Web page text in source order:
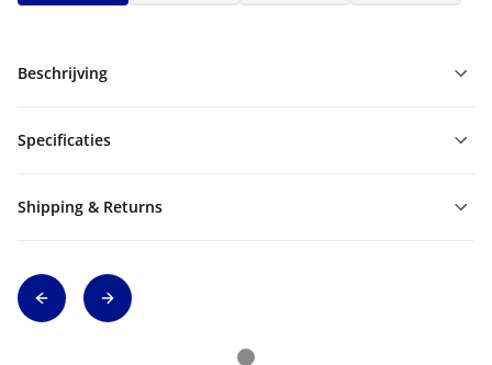
Beschrijving
Specificaties
Shipping & Returns